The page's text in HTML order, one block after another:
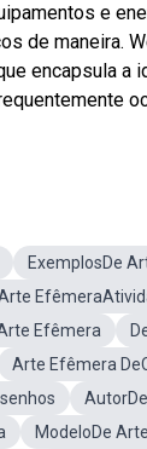
e
de maneira.
encapsula a
ExemplosDe
Efêmera
Arte Efêmera
ModeloDe